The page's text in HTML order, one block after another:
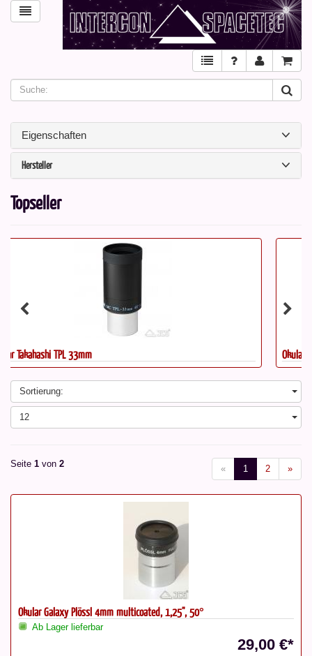
Eigenschaften
Hersteller
Topseller
Okular Takahashi TPL 9mm
Sortierung:
12
Seite 1 von 2 « 1 2 »
Okular Galaxy Plössl 4mm multicoated, 1,25", 50°
Ab Lager lieferbar
29,00 €*